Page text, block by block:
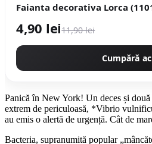
4,90 lei11,90 lei
Cumpără
Panică în New York! Un deces și
extrem de periculoasă, *Vibrio
au emis o alertă de urgență. Cât de
Bacteria, supranumită popular